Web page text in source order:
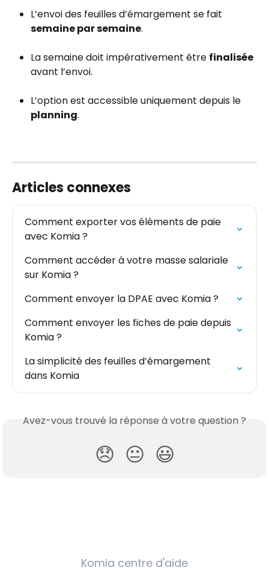
L’envoi des feuilles d’émargement se fait
semaine par semaine.
La semaine doit impérativement être finalisée
avant l’envoi.
L’option est accessible uniquement depuis le
planning.
Articles connexes
Comment exporter vos éléments de paie
avec Komia ?
Comment accéder à votre masse salariale
sur Komia ?
Comment envoyer la DPAE avec Komia ?
Comment envoyer les fiches de paie depuis
Komia ?
La simplicité des feuilles d’émargement
dans Komia
Avez-vous trouvé la réponse à votre question ?
😞 😐 😃
Komia centre d'aide